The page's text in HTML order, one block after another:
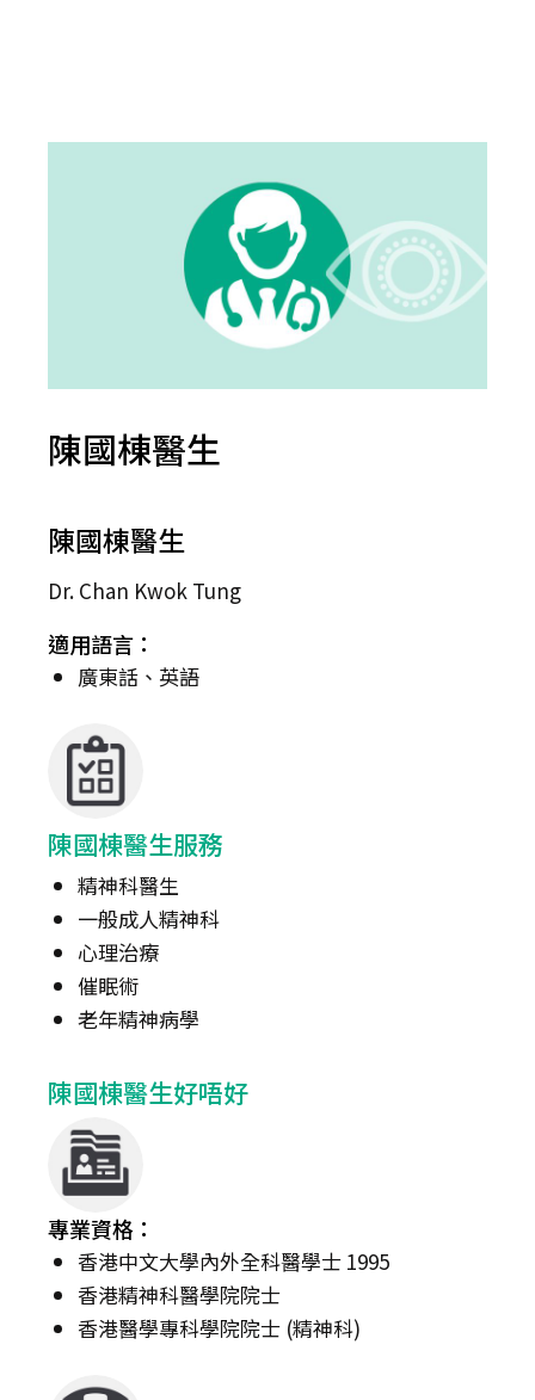
陳國棟醫生
陳國棟醫生
Dr. Chan Kwok Tung
適用語言：
廣東話、英語
陳國棟醫生服務
精神科醫生
一般成人精神科
心理治療
催眠術
老年精神病學
陳國棟醫生好唔好
專業資格：
香港中文大學內外全科醫學士 1995
香港精神科醫學院院士
香港醫學專科學院院士 (精神科)